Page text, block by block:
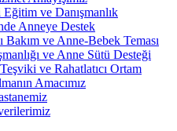
ve Danışmanlık
Anneye Destek
Bakım ve Anne-Bebek Teması
ve Anne Sütü Desteği
ve Rahatlatıcı Ortam
Amacımız